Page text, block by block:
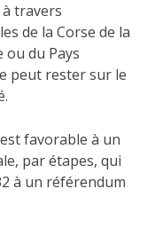
travers
de la Corse de la
ou du Pays
peut rester sur le
est favorable à un
par étapes, qui
à un référendum